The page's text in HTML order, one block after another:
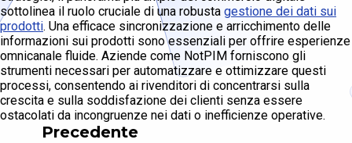
sottolinea il ruolo cruciale di una robusta gestione dei dati sui
prodotti. Una efficace sincronizzazione e arricchimento delle
informazioni sui prodotti sono essenziali per offrire esperienze
omnicanale fluide. Aziende come NotPIM forniscono gli
strumenti necessari per automatizzare e ottimizzare questi
processi, consentendo ai rivenditori di concentrarsi sulla
crescita e sulla soddisfazione dei clienti senza essere
ostacolati da incongruenze nei dati o inefficienze operative.
Precedente